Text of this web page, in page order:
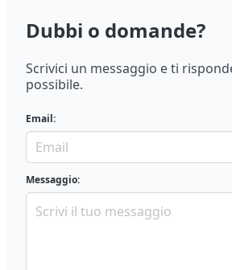
Dubbi o domande?
Scrivici un messaggio e ti
possibile.
Email:
Messaggio: